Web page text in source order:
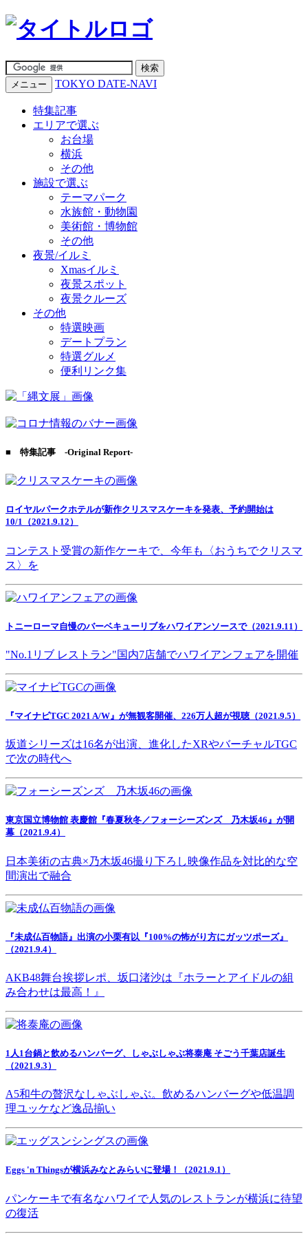
メニュー TOKYO DATE-NAVI
特集記事
エリアで選ぶ
お台場
横浜
その他
施設で選ぶ
テーマパーク
水族館・動物園
美術館・博物館
その他
夜景/イルミ
Xmasイルミ
夜景スポット
夜景クルーズ
その他
特選映画
デートプラン
特選グルメ
便利リンク集
■ 特集記事 -Original Report-
ロイヤルパークホテルが新作クリスマスケーキを発表、予約開始は
10/1（2021.9.12）
コンテスト受賞の新作ケーキで、今年も〈おうちでクリスマ
ス〉を
トニーローマ自慢のバーベキューリブをハワイアンソースで（2021.9.11）
"No.1リブ レストラン"国内7店舗でハワイアンフェアを開催
『マイナビTGC 2021 A/W』が無観客開催、226万人超が視聴（2021.9.5）
坂道シリーズは16名が出演、進化したXRやバーチャルTGC
で次の時代へ
東京国立博物館 表慶館『春夏秋冬／フォーシーズンズ 乃木坂46』が開
幕（2021.9.4）
日本美術の古典×乃木坂46撮り下ろし映像作品を対比的な空
間演出で融合
『未成仏百物語』出演の小栗有以『100%の怖がり方にガッツポーズ』
（2021.9.4）
AKB48舞台挨拶レポ、坂口渚沙は『ホラーとアイドルの組
み合わせは最高！』
1人1台鍋と飲めるハンバーグ、しゃぶしゃぶ将泰庵 そごう千葉店誕生
（2021.9.3）
A5和牛の贅沢なしゃぶしゃぶ。飲めるハンバーグや低温調
理ユッケなど逸品揃い
Eggs 'n Thingsが横浜みなとみらいに登場！（2021.9.1）
パンケーキで有名なハワイで人気のレストランが横浜に待望
の復活